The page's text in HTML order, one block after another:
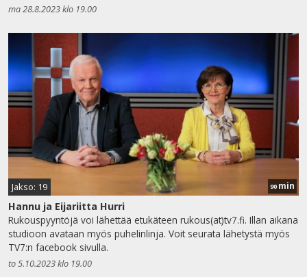
ma 28.8.2023 klo 19.00
Jakso: 19 90 min
Hannu ja Eijariitta Hurri
Rukouspyyntöjä voi lähettää etukäteen rukous(at)tv7.fi. Illan aikana
studioon avataan myös puhelinlinja. Voit seurata lähetystä myös
TV7:n facebook sivulla.
to 5.10.2023 klo 19.00